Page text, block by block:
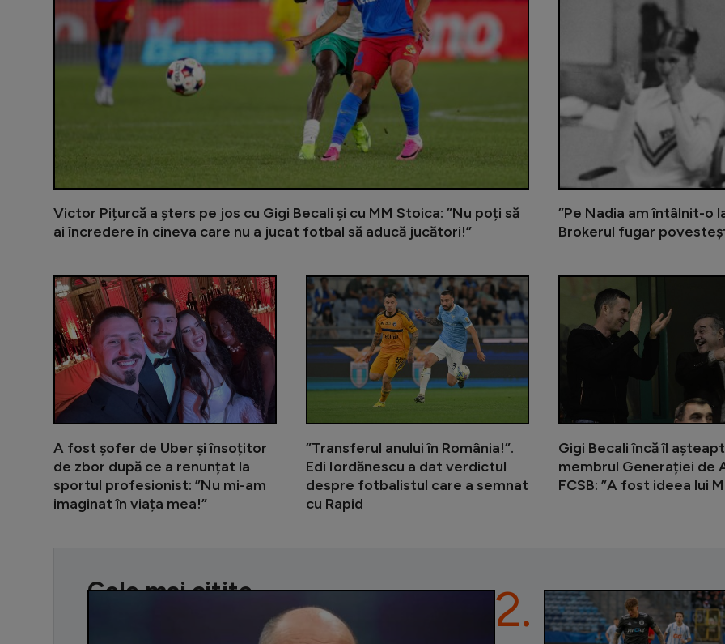
Victor Pițurcă a șters pe jos cu Gigi Becali și cu MM Stoica: ”Nu poți să
ai încredere în cineva care nu a jucat fotbal să aducă jucători!”
”Pe Nadia am întâlnit-o
Brokerul fugar
A fost șofer de Uber și însoțitor
de zbor după ce a renunțat la
sportul profesionist: ”Nu mi-am
imaginat în viața mea!”
A fost șofer de Uber și însoțitor
”Transferul anului în România!”.
Edi Iordănescu a dat verdictul
despre fotbalistul care a semnat
cu Rapid
Gigi Becali încă îl
membrul Generației de
FCSB: ”A fost ideea lui
Cele mai citite 2.